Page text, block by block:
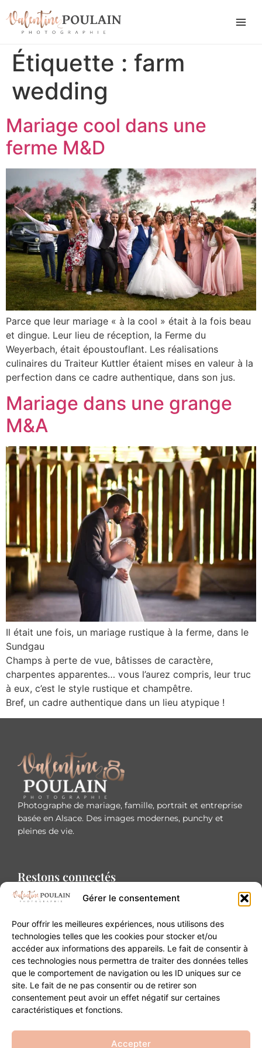
Gérer le consentement
Pour offrir les meilleures expériences, nous utilisons des
technologies telles que les cookies pour stocker et/ou
accéder aux informations des appareils. Le fait de consentir à
ces technologies nous permettra de traiter des données telles
que le comportement de navigation ou les ID uniques sur ce
site. Le fait de ne pas consentir ou de retirer son
consentement peut avoir un effet négatif sur certaines
caractéristiques et fonctions.
Accepter
Étiquette : farm
wedding
Mariage cool dans une
ferme M&D
Parce que leur mariage « à la cool » était à la fois beau
et dingue. Leur lieu de réception, la Ferme du
Weyerbach, était époustouflant. Les réalisations
culinaires du Traiteur Kuttler étaient mises en valeur à la
perfection dans ce cadre authentique, dans son jus.
Mariage dans une grange
M&A
Il était une fois, un mariage rustique à la ferme, dans le
Sundgau
Champs à perte de vue, bâtisses de caractère,
charpentes apparentes… vous l’aurez compris, leur truc
à eux, c’est le style rustique et champêtre.
Bref, un cadre authentique dans un lieu atypique !
Photographe de mariage, famille, portrait et entreprise
basée en Alsace. Des images modernes, punchy et
pleines de vie.
Restons connectés
Contact
20B Grand Rue 68180 Horbourg-Wihr
06 84 93 03 01
contact@valentinepoulain.com